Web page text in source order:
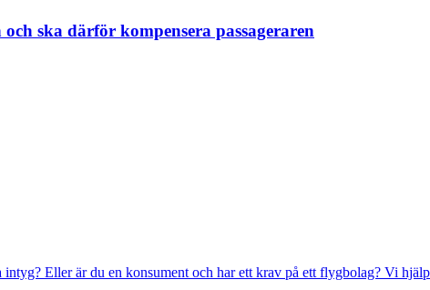
ska därför kompensera passageraren
Eller är du en konsument och har ett krav på ett flygbolag? Vi